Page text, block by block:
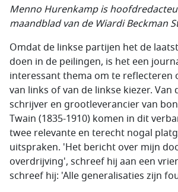
Menno Hurenkamp is
maandblad van de Wiardi Beckman
Omdat de linkse partijen het de
doen in de peilingen, is het een
interessant thema om te reflecteren
van links of van de linkse kiezer. Van
schrijver en grootleverancier van
Twain (1835-1910) komen in dit
twee relevante en terecht nogal
uitspraken. 'Het bericht over mijn
overdrijving', schreef hij aan een
schreef hij: 'Alle generalisaties zijn